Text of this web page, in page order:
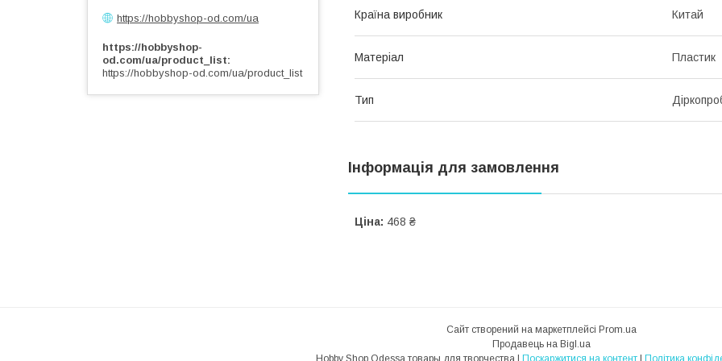
Країна виробник Китай
Матеріал Пластик
Тип
Інформація для замовлення
Ціна: 468 ₴
https://hobbyshop-od.com/ua
https://hobbyshop-
od.com/ua/product_list
https://hobbyshop-od.com/ua/product_list
Сайт створений на маркетплейсі Prom.ua
Продавець на Bigl.ua